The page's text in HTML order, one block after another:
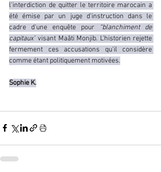
l'interdiction de quitter le territoire marocain a
été émise par un juge d'instruction dans le
cadre d'une enquête pour
“blanchiment de
capitaux” visant Maâti Monjib. L'historien rejette
fermement ces accusations qu'il considère
comme étant politiquement motivées.
Sophie K.